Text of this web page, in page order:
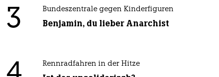
3 Bundeszentrale gegen Kinderfiguren
Benjamin, du lieber Anarchist
Rennradfahren in der Hitze